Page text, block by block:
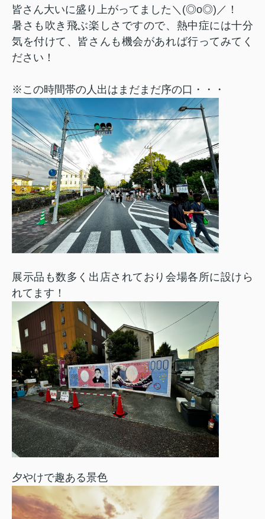
皆さん大いに盛り上がってました＼(◎o◎)／！
暑さも吹き飛ぶ楽しさですので、熱中症には十分
気を付けて、皆さんも機会があれば行ってみてく
ださい！
※この時間帯の人出はまだまだ序の口・・・
展示品も数多く出店されており会場各所に設けら
れてます！
夕やけで趣ある景色